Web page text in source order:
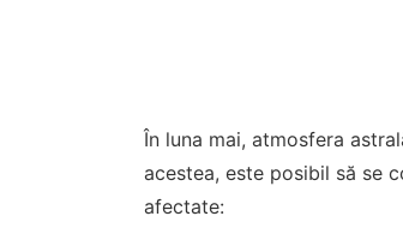
În luna mai, atmosfera
acestea, este posibil să se
afectate: